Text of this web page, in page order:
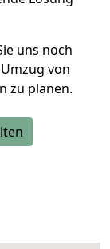
uns noch
von
zu planen.